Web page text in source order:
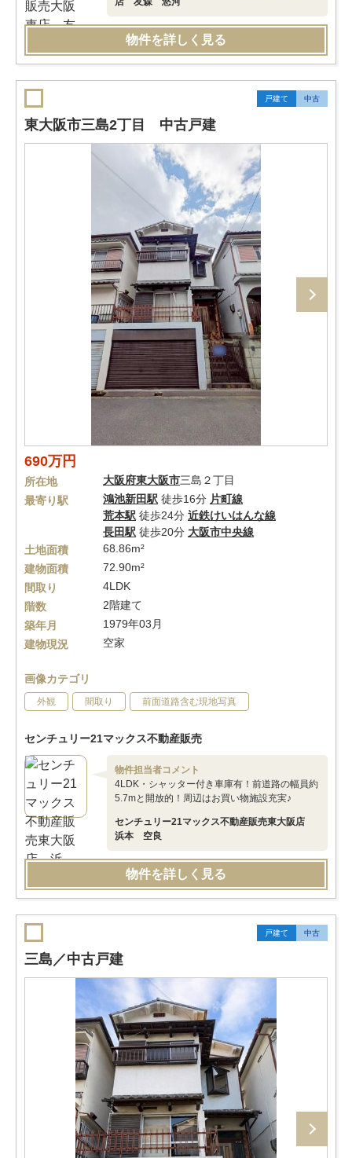
物件を詳しく見る
戸建て 中古
東大阪市三島2丁目 中古戸建
690万円
所在地 大阪府東大阪市三島２丁目
最寄り駅
鴻池新田駅 徒歩16分 片町線
荒本駅 徒歩24分 近鉄けいはんな線
長田駅 徒歩20分 大阪市中央線
土地面積
68.86m²
建物面積
72.90m²
間取り
4LDK
階数
2階建て
築年月
1979年03月
建物現況
空家
画像カテゴリ
外観 間取り 前面道路含む現地写真
センチュリー21マックス不動産販売
物件担当者コメント
4LDK・シャッター付き車庫有！前道路の幅員約
5.7mと開放的！周辺はお買い物施設充実♪
センチュリー21マックス不動産販売東大阪店
浜本 空良
物件を詳しく見る
戸建て 中古
三島／中古戸建